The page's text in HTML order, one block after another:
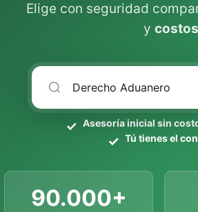
Elige con seguridad
y costos
Asesoría inicial sin
Tú tienes el
90.000+